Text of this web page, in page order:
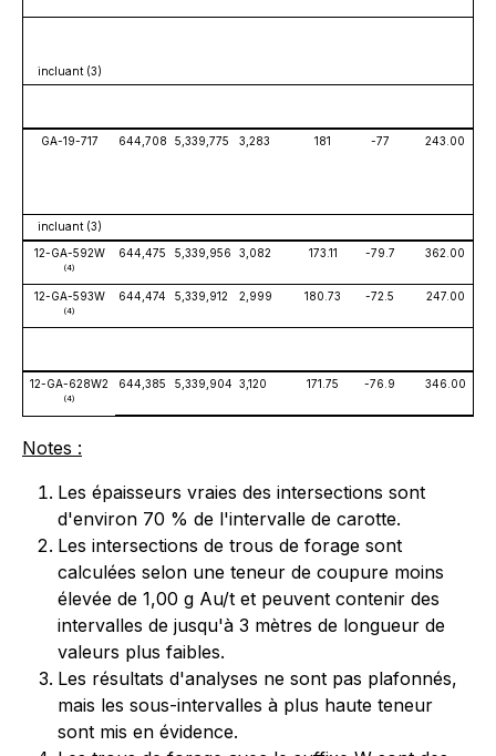
incluant (3)
GA-19-717 644,708 5,339,775 3,283 181 -77 243.00
incluant (3)
12-GA-592W
(4)
644,475 5,339,956 3,082 173.11 -79.7 362.00
12-GA-593W
(4)
644,474 5,339,912 2,999 180.73 -72.5 247.00
12-GA-628W2
(4)
644,385 5,339,904 3,120 171.75 -76.9 346.00
Notes :
Les épaisseurs vraies des intersections sont
d'environ 70 % de l'intervalle de carotte.
Les intersections de trous de forage sont
calculées selon une teneur de coupure moins
élevée de 1,00 g Au/t et peuvent contenir des
intervalles de jusqu'à 3 mètres de longueur de
valeurs plus faibles.
Les résultats d'analyses ne sont pas plafonnés,
mais les sous-intervalles à plus haute teneur
sont mis en évidence.